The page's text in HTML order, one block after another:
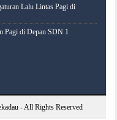
Lalu Lintas Pagi di
Pagi di Depan SDN 1
- All Rights Reserved